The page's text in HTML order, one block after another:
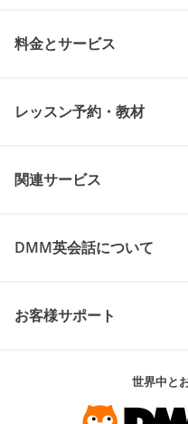
料金とサービス
レッスン予約・教材
関連サービス
DMM英会話について
お客様サポート
世界中と